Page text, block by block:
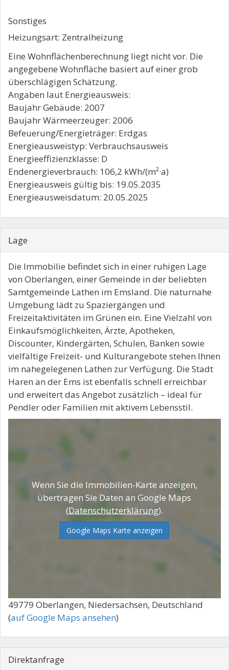
Sonstiges
Heizungsart: Zentralheizung
Eine Wohnflächenberechnung liegt nicht vor. Die
angegebene Wohnfläche basiert auf einer grob
überschlägigen Schätzung.
Angaben laut Energieausweis:
Baujahr Gebäude: 2007
Baujahr Wärmeerzeuger: 2006
Befeuerung/Energieträger: Erdgas
Energieausweistyp: Verbrauchsausweis
Energieeffizienzklasse: D
Endenergieverbrauch: 106,2 kWh/(m²·a)
Energieausweis gültig bis: 19.05.2035
Energieausweisdatum: 20.05.2025
Lage
Die Immobilie befindet sich in einer ruhigen Lage
von Oberlangen, einer Gemeinde in der beliebten
Samtgemeinde Lathen im Emsland. Die naturnahe
Umgebung lädt zu Spaziergängen und
Freizeitaktivitäten im Grünen ein. Eine Vielzahl von
Einkaufsmöglichkeiten, Ärzte, Apotheken,
Discounter, Kindergärten, Schulen, Banken sowie
vielfältige Freizeit- und Kulturangebote stehen Ihnen
im nahegelegenen Lathen zur Verfügung. Die Stadt
Haren an der Ems ist ebenfalls schnell erreichbar
und erweitert das Angebot zusätzlich – ideal für
Pendler oder Familien mit aktivem Lebensstil.
Wenn Sie die Immobilien-Karte anzeigen,
übertragen Sie Daten an Google Maps
(Datenschutzerklärung).
Google Maps Karte anzeigen
49779 Oberlangen, Niedersachsen, Deutschland
(auf Google Maps ansehen)
Direktanfrage